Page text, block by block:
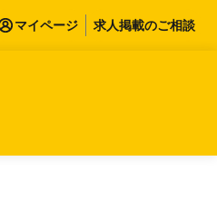
マイページ 求人掲載のご相談